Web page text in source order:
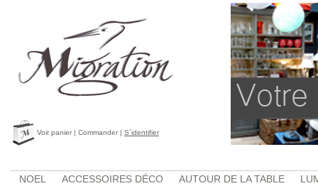
Voir panier | Commander | S´identifier
NOEL ACCESSOIRES DÉCO AUTOUR DE LA TABLE